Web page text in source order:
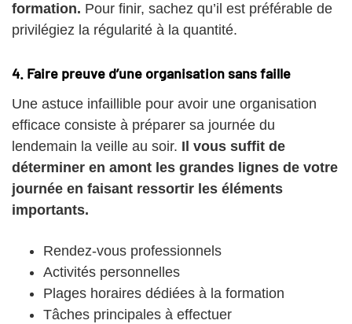
formation. Pour finir, sachez qu’il est préférable de
privilégiez la régularité à la quantité.
4. Faire preuve d’une organisation sans faille
Une astuce infaillible pour avoir une organisation
efficace consiste à préparer sa journée du
lendemain la veille au soir. Il vous suffit de
déterminer en amont les grandes lignes de votre
journée en faisant ressortir les éléments
importants.
Rendez-vous professionnels
Activités personnelles
Plages horaires dédiées à la formation
Tâches principales à effectuer